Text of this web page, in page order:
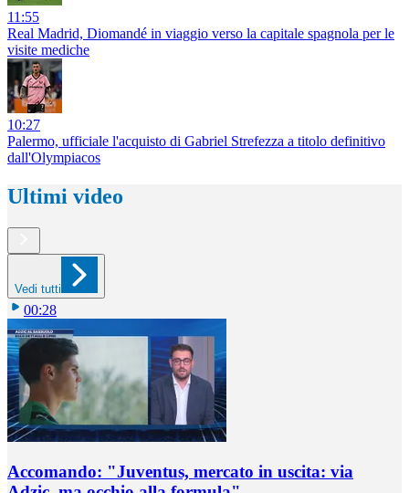
11:55
Real Madrid, Diomandé in viaggio verso la capitale spagnola per le
visite mediche
10:27
Palermo, ufficiale l'acquisto di Gabriel Strefezza a titolo definitivo
dall'Olympiacos
Ultimi video
Vedi tutti
00:28
Accomando: "Juventus, mercato in uscita: via